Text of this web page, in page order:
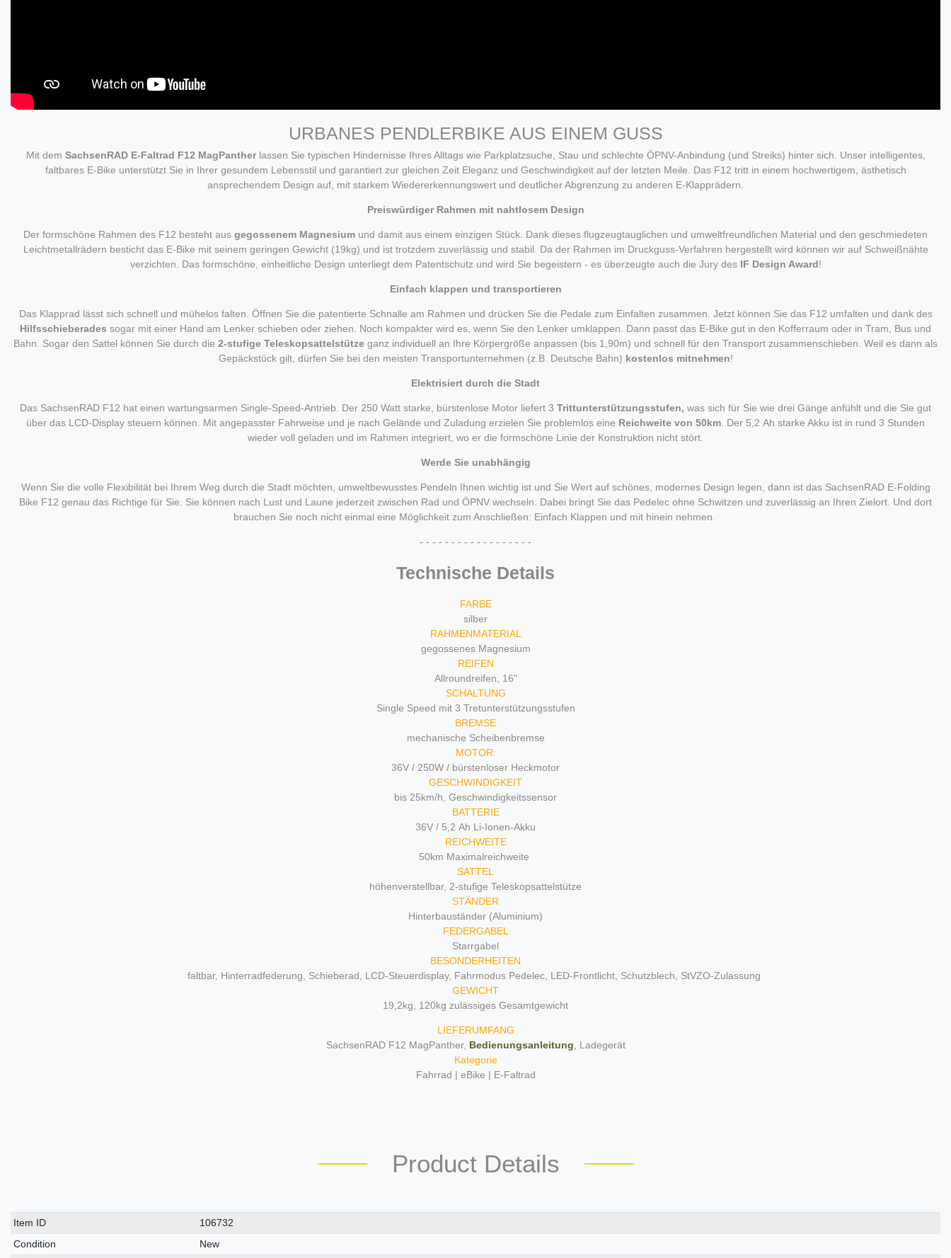
URBANES PENDLERBIKE AUS EINEM GUSS
Mit dem SachsenRAD E-Faltrad F12 MagPantherlassen Sie typischen Hindernisse Ihres Alltags wie Parkplatzsuche, Stau und schlechte ÖPNV-Anbindung (und Streiks) hinter sich. Unser intelligentes,
faltbares E-Bike unterstützt Sie in Ihrer gesundem Lebensstil und garantiert zur gleichen Zeit Eleganz und Geschwindigkeit auf der letzten Meile. Das F12 tritt in einem hochwertigem, ästhetisch
ansprechendem Design auf, mit starkem Wiedererkennungswert und deutlicher Abgrenzung zu anderen E-Klapprädern.
Preiswürdiger Rahmen mit nahtlosem Design
Der formschöne Rahmen des F12 besteht aus gegossenem Magnesium und damit aus einem einzigen Stück. Dank dieses flugzeugtauglichen und umweltfreundlichen Material und den geschmiedeten
Leichtmetallrädern besticht das E-Bike mit seinem geringen Gewicht (19kg) und ist trotzdem zuverlässig und stabil. Da der Rahmen im Druckguss-Verfahren hergestellt wird können wir auf Schweißnähte
verzichten. Das formschöne, einheitliche Design unterliegt dem Patentschutz und wird Sie begeistern - es überzeugte auch die Jury des IF Design Award!
Einfach klappen und transportieren
Das Klapprad lässt sich schnell und mühelos falten. Öffnen Sie die patentierte Schnalle am Rahmen und drücken Sie die Pedale zum Einfalten zusammen. Jetzt können Sie das F12 umfalten und dank des
Hilfsschieberades sogar mit einer Hand am Lenker schieben oder ziehen. Noch kompakter wird es, wenn Sie den Lenker umklappen. Dann passt das E-Bike gut in den Kofferraum oder in Tram, Bus und
Bahn. Sogar den Sattel können Sie durch die 2-stufige Teleskopsattelstütze ganz individuell an Ihre Körpergröße anpassen (bis 1,90m) und schnell für den Transport zusammenschieben. Weil es dann als
Gepäckstück gilt, dürfen Sie bei den meisten Transportunternehmen (z.B. Deutsche Bahn) kostenlos mitnehmen!
Elektrisiert durch die Stadt
Das SachsenRAD F12 hat einen wartungsarmen Single-Speed-Antrieb. Der 250 Watt starke, bürstenlose Motor liefert 3 Trittunterstützungsstufen, was sich für Sie wie drei Gänge anfühlt und die Sie gut
über das LCD-Display steuern können. Mit angepasster Fahrweise und je nach Gelände und Zuladung erzielen Sie problemlos eine Reichweite von 50km . Der 5,2 Ah starke Akku ist in rund 3 Stunden
wieder voll geladen und im Rahmen integriert, wo er die formschöne Linie der Konstruktion nicht stört.
Werde Sie unabhängig
Wenn Sie die volle Flexibilität bei Ihrem Weg durch die Stadt möchten, umweltbewusstes Pendeln Ihnen wichtig ist und Sie Wert auf schönes, modernes Design legen, dann ist das SachsenRAD E-Folding
Bike F12 genau das Richtige für Sie. Sie können nach Lust und Laune jederzeit zwischen Rad und ÖPNV wechseln. Dabei bringt Sie das Pedelec ohne Schwitzen und zuverlässig an Ihren Zielort. Und dort
brauchen Sie noch nicht einmal eine Möglichkeit zum Anschließen: Einfach Klappen und mit hinein nehmen.
- - - - - - - - - - - - - - - - - -
Technische Details
FARBE
silber
RAHMENMATERIAL
gegossenes Magnesium
REIFEN
Allroundreifen, 16"
SCHALTUNG
Single Speed mit 3 Tretunterstützungsstufen
BREMSE
mechanische Scheibenbremse
MOTOR:
36V / 250W / bürstenloser Heckmotor
GESCHWINDIGKEIT
bis 25km/h, Geschwindigkeitssensor
BATTERIE
36V / 5,2 Ah Li-Ionen-Akku
REICHWEITE
50km Maximalreichweite
SATTEL
höhenverstellbar, 2-stufige Teleskopsattelstütze
STÄNDER
Hinterbauständer (Aluminium)
FEDERGABEL
Starrgabel
BESONDERHEITEN
faltbar, Hinterradfederung, Schieberad, LCD-Steuerdisplay, Fahrmodus Pedelec, LED-Frontlicht, Schutzblech, StVZO-Zulassung
GEWICHT
19,2kg, 120kg zulässiges Gesamtgewicht
LIEFERUMFANG
SachsenRAD F12 MagPanther, Bedienungsanleitung , Ladegerät
Kategorie
Fahrrad | eBike | E-Faltrad
Product Details
Technical
characteristic
Value
Item ID
106732
Condition
New